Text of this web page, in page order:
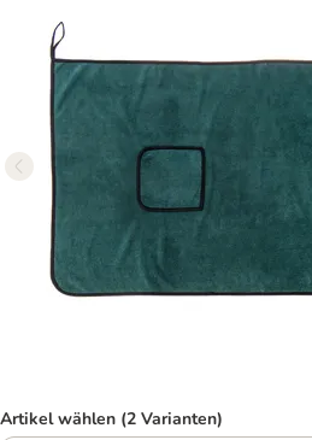
Artikel wählen (2 Varianten)